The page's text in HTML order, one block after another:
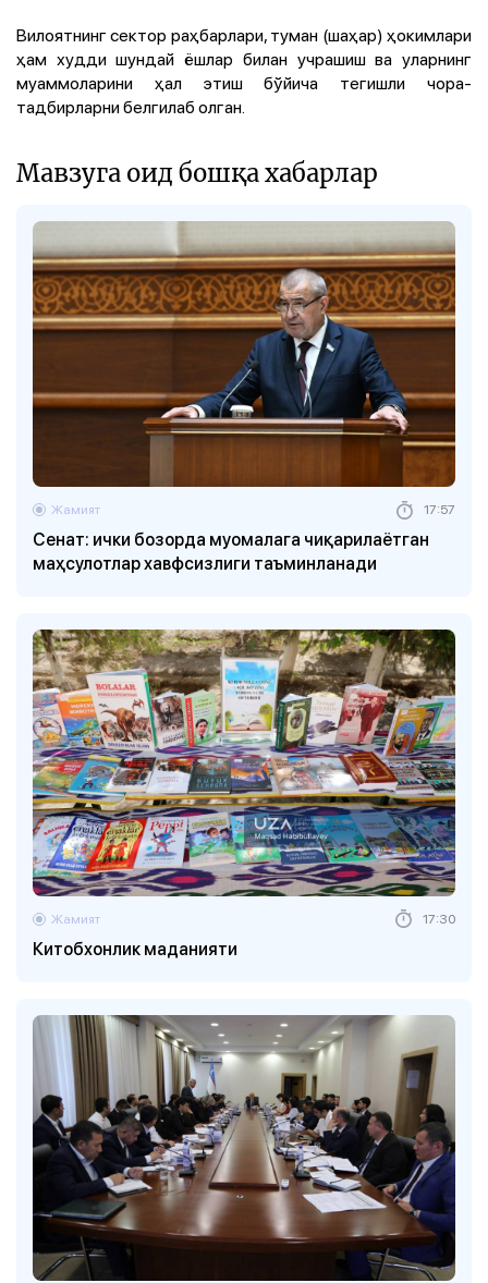
Вилоятнинг сектор раҳбарлари, туман (шаҳар) ҳокимлари
ҳам худди шундай ёшлар билан учрашиш ва уларнинг
муаммоларини ҳал этиш бўйича тегишли чора-
тадбирларни белгилаб олган.
Мавзуга оид бошқа хабарлар
Сенат: ички бозорда муомалага чиқарилаётган
маҳсулотлар хавфсизлиги таъминланади
Жамият 17:57
Китобхонлик маданияти
Жамият 17:30